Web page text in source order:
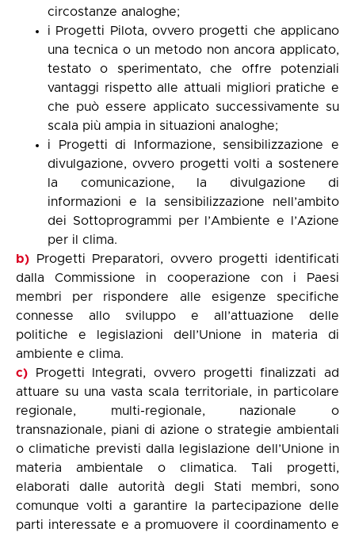
circostanze analoghe;
i Progetti Pilota, ovvero progetti che applicano
una tecnica o un metodo non ancora applicato,
testato o sperimentato, che offre potenziali
vantaggi rispetto alle attuali migliori pratiche e
che può essere applicato successivamente su
scala più ampia in situazioni analoghe;
i Progetti di Informazione, sensibilizzazione e
divulgazione, ovvero progetti volti a sostenere
la comunicazione, la divulgazione di
informazioni e la sensibilizzazione nell’ambito
dei Sottoprogrammi per l’Ambiente e l’Azione
per il clima.
b)
Progetti Preparatori, ovvero progetti identificati
dalla Commissione in cooperazione con i Paesi
membri per rispondere alle esigenze specifiche
connesse allo sviluppo e all’attuazione delle
politiche e legislazioni dell’Unione in materia di
ambiente e clima.
c) Progetti Integrati, ovvero progetti finalizzati ad
attuare su una vasta scala territoriale, in particolare
regionale, multi-regionale, nazionale o
transnazionale, piani di azione o strategie ambientali
o climatiche previsti dalla legislazione dell’Unione in
materia ambientale o climatica. Tali progetti,
elaborati dalle autorità degli Stati membri, sono
comunque volti a garantire la partecipazione delle
parti interessate e a promuovere il coordinamento e